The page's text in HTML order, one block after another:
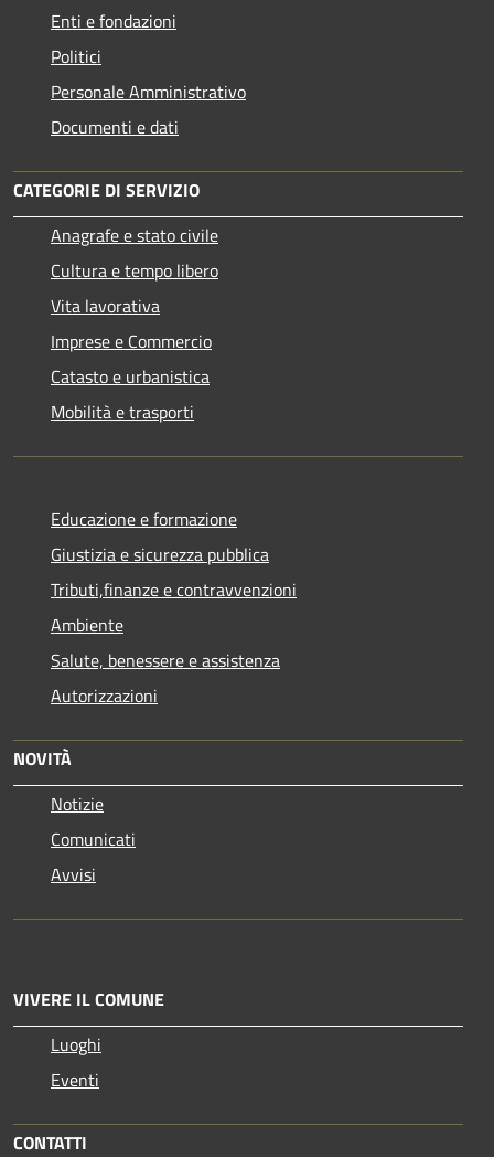
Enti e fondazioni
Politici
Personale Amministrativo
Documenti e dati
CATEGORIE DI SERVIZIO
Anagrafe e stato civile
Cultura e tempo libero
Vita lavorativa
Imprese e Commercio
Catasto e urbanistica
Mobilità e trasporti
Educazione e formazione
Giustizia e sicurezza pubblica
Tributi,finanze e contravvenzioni
Ambiente
Salute, benessere e assistenza
Autorizzazioni
NOVITÀ
Notizie
Comunicati
Avvisi
VIVERE IL COMUNE
Luoghi
Eventi
CONTATTI